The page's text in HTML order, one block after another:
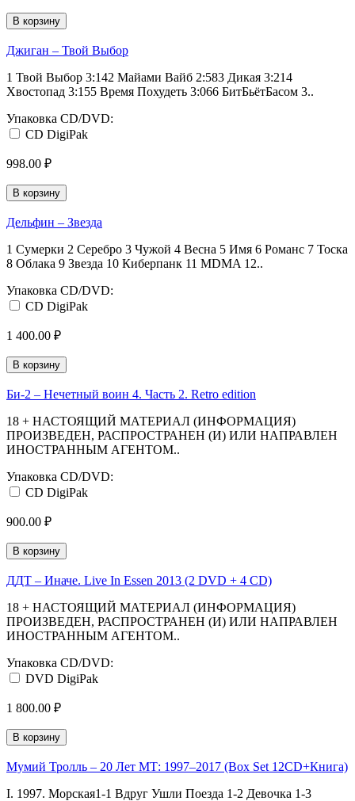
В корзину
Джиган ‎– Твой Выбор
1 Твой Выбор 3:142 Майами Вайб 2:583 Дикая 3:214
Хвостопад 3:155 Время Похудеть 3:066 БитБьётБасом 3..
Упаковка CD/DVD:
CD DigiPak
998.00 ₽
В корзину
Дельфин ‎– Звезда
1 Сумерки 2 Серебро 3 Чужой 4 Весна 5 Имя 6 Романс 7 Тоска
8 Облака 9 Звезда 10 Киберпанк 11 MDMA 12..
Упаковка CD/DVD:
CD DigiPak
1 400.00 ₽
В корзину
Би-2 ‎– Нечетный воин 4. Часть 2. Retro edition
18 + НАСТОЯЩИЙ МАТЕРИАЛ (ИНФОРМАЦИЯ)
ПРОИЗВЕДЕН, РАСПРОСТРАНЕН (И) ИЛИ НАПРАВЛЕН
ИНОСТРАННЫМ АГЕНТОМ..
Упаковка CD/DVD:
CD DigiPak
900.00 ₽
В корзину
ДДТ ‎– Иначе. Live In Essen 2013 (2 DVD + 4 CD)
18 + НАСТОЯЩИЙ МАТЕРИАЛ (ИНФОРМАЦИЯ)
ПРОИЗВЕДЕН, РАСПРОСТРАНЕН (И) ИЛИ НАПРАВЛЕН
ИНОСТРАННЫМ АГЕНТОМ..
Упаковка CD/DVD:
DVD DigiPak
1 800.00 ₽
В корзину
Мумий Тролль ‎– 20 Лет МТ: 1997‒2017 (Box Set 12CD+Книга)
I. 1997. Морская1-1 Вдруг Ушли Поезда 1-2 Девочка 1-3